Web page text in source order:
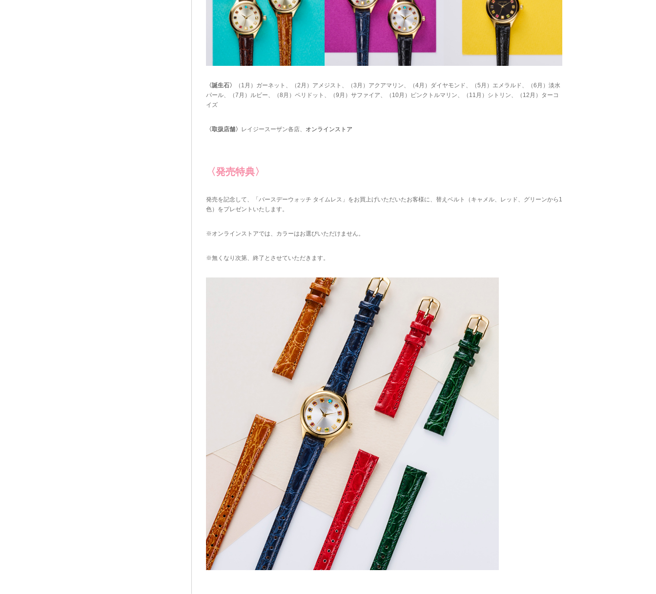
〈誕生石〉
（1月）ガーネット、（2月）アメジスト、（3月）アクアマリン、（4月）ダイヤモンド、（5月）エメラルド、（6月）淡水
パール、（7月）ルビー、（8月）ペリドット、（9月）サファイア、（10月）ピンクトルマリン、（11月）シトリン、（12月）ターコ
イズ
〈取扱店舗〉 レイジースーザン各店、 オンラインストア
〈発売特典〉
発売を記念して、「バースデーウォッチ タイムレス」をお買上げいただいたお客様に、替えベルト（キャメル、レッド、グリーンから1
色）をプレゼントいたします。
※オンラインストアでは、カラーはお選びいただけません。
※無くなり次第、終了とさせていただきます。